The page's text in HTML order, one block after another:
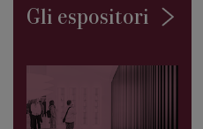
Gli espositori